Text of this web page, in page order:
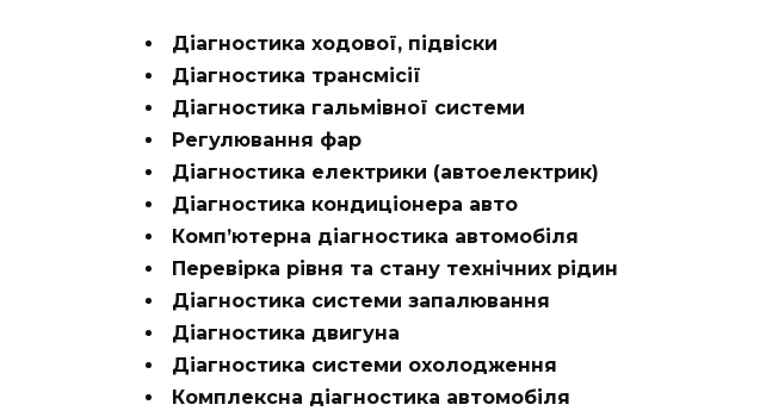
Діагностика ходової, підвіски
Діагностика трансмісії
Діагностика гальмівної системи
Регулювання фар
Діагностика електрики (автоелектрик)
Діагностика кондиціонера авто
Комп’ютерна діагностика автомобіля
Перевірка рівня та стану технічних рідин
Діагностика системи запалювання
Діагностика двигуна
Діагностика системи охолодження
Комплексна діагностика автомобіля